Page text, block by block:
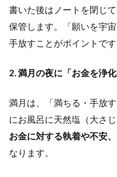
書いた後はノートを閉じ
保管します。「願いを宇
手放すことがポイントです
2. 満月の夜に「お金を浄化
満月は、「満ちる・手放
にお風呂に天然塩（大さ
お金に対する執着や不安
なります。